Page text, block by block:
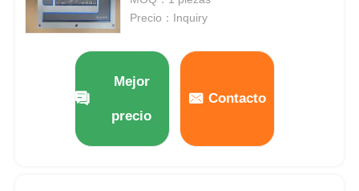
Solicitar una cita
Piezas de PLC Omron
Componentes de las PLC de Allen Bradley
Precio：Inquiry
Mejor
precio
Contacto